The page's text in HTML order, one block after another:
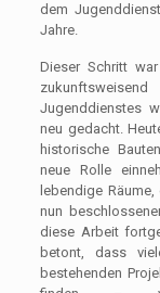
dem
Jahre.
Dieser Schritt
Jugenddienstes
neu gedacht.
historische
neue Rolle
lebendige
nun
diese Arbeit
betont, dass
bestehenden